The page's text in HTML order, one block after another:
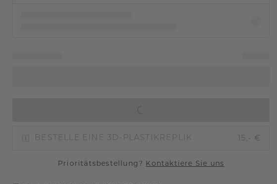
BESTELLE EINE 3D-PLASTIKREPLIK 15,- €
Prioritätsbestellung? Kontaktiere Sie uns